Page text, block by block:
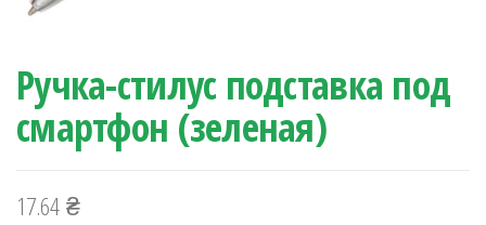
Ручка-стилус подставка под
смартфон (зеленая)
17.64₴